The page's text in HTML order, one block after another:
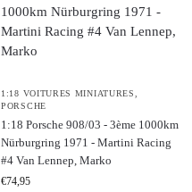
1:18 VOITURES MINIATURES,
PORSCHE
1:18 Porsche 908/03 - 3ème 1000km
Nürburgring 1971 - Martini Racing
#4 Van Lennep, Marko
€74,95